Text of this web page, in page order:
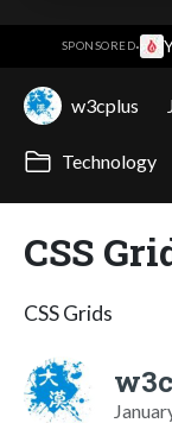
SPONSORED·
w3cplus
Technology
CSS
CSS Grids